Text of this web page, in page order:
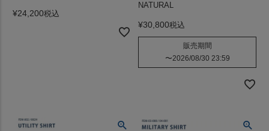
¥24,200税込
NATURAL
¥30,800税込
販売期間
〜2026/08/30 23:59